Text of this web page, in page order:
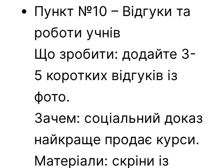
Пункт №10 – Відгуки та
роботи учнів
Що зробити: додайте 3-
5 коротких відгуків із
фото.
Зачем: соціальний доказ
найкраще продає курси.
Матеріали: скріни із